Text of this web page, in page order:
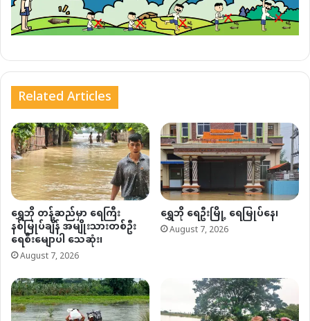
Related Articles
ရွှေဘို တန့်ဆည်မှာ ရေကြီး
နစ်မြုပ်ချိန် အမျိုးသားတစ်ဦး
ရေစီးမျောပါ သေဆုံး၊
August 7, 2026
ရွှေဘို ရေဦးမြို့ ရေမြုပ်နေ၊
August 7, 2026